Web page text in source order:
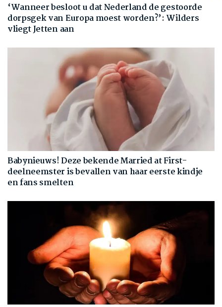
‘Wanneer besloot u dat Nederland de gestoorde
dorpsgek van Europa moest worden?’: Wilders
vliegt Jetten aan
Babynieuws! Deze bekende Married at First-
deelneemster is bevallen van haar eerste kindje
en fans smelten